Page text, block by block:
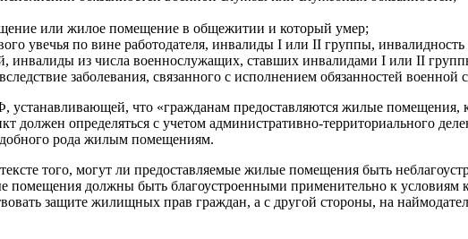
или жилое помещение в общежитии и который умер;
увечья по вине работодателя, инвалиды I или II группы, инвалидность
инвалиды из числа военнослужащих, ставших инвалидами I или II
заболевания, связанного с исполнением обязанностей военной
устанавливающей, что «гражданам предоставляются жилые помещения,
должен определяться с учетом административно-территориального
рода жилым помещениям.
того, могут ли предоставляемые жилые помещения быть
помещения должны быть благоустроенными применительно к условиям
защите жилищных прав граждан, а с другой стороны, на